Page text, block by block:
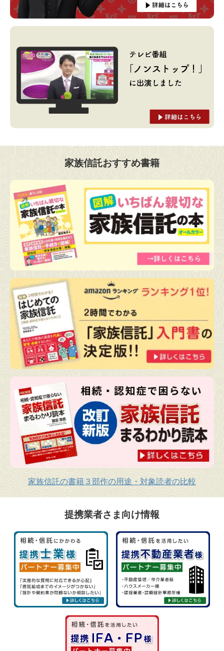
家族信託おすすめ書籍
家族信託の書籍３部作の用途・対象読者の比較
提携業者さま向け情報